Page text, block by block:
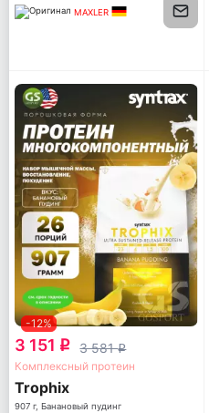
MAXLER
-12%
3 151 q 3 581q
Комплексный протеин
Trophix
907 г, Банановый пудинг